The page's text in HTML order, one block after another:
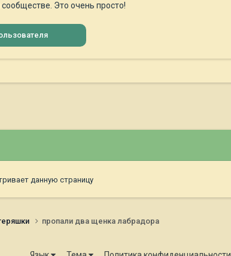
Это очень просто!
данную страницу
пропали два щенка лабрадора